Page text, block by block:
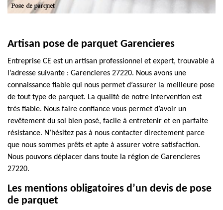
Artisan pose de parquet Garencieres
Entreprise CE est un artisan professionnel et expert, trouvable à
l’adresse suivante : Garencieres 27220. Nous avons une
connaissance fiable qui nous permet d’assurer la meilleure pose
de tout type de parquet. La qualité de notre intervention est
très fiable. Nous faire confiance vous permet d’avoir un
revêtement du sol bien posé, facile à entretenir et en parfaite
résistance. N’hésitez pas à nous contacter directement parce
que nous sommes prêts et apte à assurer votre satisfaction.
Nous pouvons déplacer dans toute la région de Garencieres
27220.
Les mentions obligatoires d’un devis de pose
de parquet